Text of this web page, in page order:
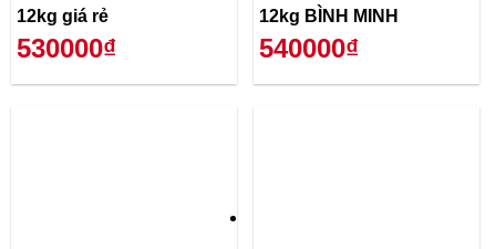
12kg giá rẻ
530000₫
12kg BÌNH MINH
540000₫